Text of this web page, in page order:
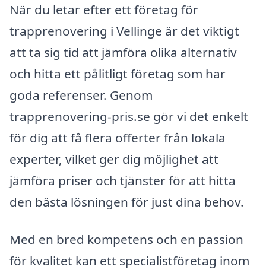
När du letar efter ett företag för
trapprenovering i Vellinge är det viktigt
att ta sig tid att jämföra olika alternativ
och hitta ett pålitligt företag som har
goda referenser. Genom
trapprenovering-pris.se gör vi det enkelt
för dig att få flera offerter från lokala
experter, vilket ger dig möjlighet att
jämföra priser och tjänster för att hitta
den bästa lösningen för just dina behov.
Med en bred kompetens och en passion
för kvalitet kan ett specialistföretag inom